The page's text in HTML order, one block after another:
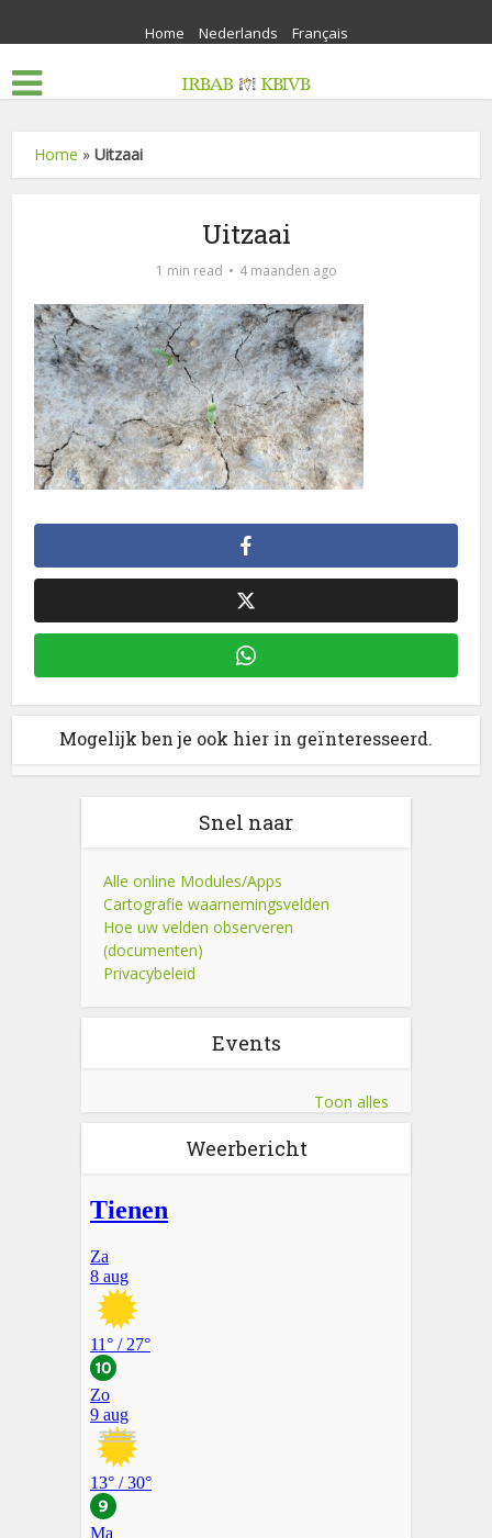
Home Nederlands Français
Home »Uitzaai
Uitzaai
1 min read 4 maanden ago
Mogelijk ben je ook hier in geïnteresseerd.
Snel naar
Alle online Modules/Apps
Cartografie waarnemingsvelden
Hoe uw velden observeren
(documenten)
Privacybeleid
Events
Toon alles
Weerbericht